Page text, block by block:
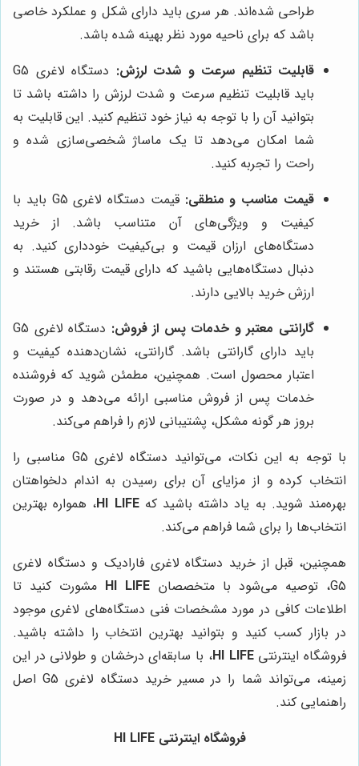
طراحی شده‌اند. هر سری باید دارای شکل و عملکرد خاصی
باشد که برای ناحیه مورد نظر بهینه شده باشد.
قابلیت تنظیم سرعت و شدت لرزش:
دستگاه لاغری G5
باید قابلیت تنظیم سرعت و شدت لرزش را داشته باشد تا
بتوانید آن را با توجه به نیاز خود تنظیم کنید. این قابلیت به
شما امکان می‌دهد تا یک ماساژ شخصی‌سازی شده و
راحت را تجربه کنید.
قیمت مناسب و منطقی:
قیمت دستگاه لاغری G5 باید با
کیفیت و ویژگی‌های آن متناسب باشد. از خرید
دستگاه‌های ارزان قیمت و بی‌کیفیت خودداری کنید. به
دنبال دستگاه‌هایی باشید که دارای قیمت رقابتی هستند و
ارزش خرید بالایی دارند.
گارانتی معتبر و خدمات پس از فروش:
دستگاه لاغری G5
باید دارای گارانتی باشد. گارانتی، نشان‌دهنده کیفیت و
اعتبار محصول است. همچنین، مطمئن شوید که فروشنده
خدمات پس از فروش مناسبی ارائه می‌دهد و در صورت
بروز هر گونه مشکل، پشتیبانی لازم را فراهم می‌کند.
با توجه به این نکات، می‌توانید دستگاه لاغری G5 مناسبی را
انتخاب کرده و از مزایای آن برای رسیدن به اندام دلخواهتان
بهره‌مند شوید. به یاد داشته باشید کهHI LIFE، همواره بهترین
انتخاب‌ها را برای شما فراهم می‌کند.
همچنین، قبل از خرید دستگاه لاغری فارادیک و دستگاه لاغری
G5، توصیه می‌شود با متخصصان
HI LIFE مشورت کنید تا
اطلاعات کافی در مورد مشخصات فنی دستگاه‌های لاغری موجود
در بازار کسب کنید و بتوانید بهترین انتخاب را داشته باشید.
فروشگاه اینترنتیHI LIFE، با سابقه‌ای درخشان و طولانی در این
زمینه، می‌تواند شما را در مسیر خرید دستگاه لاغری G5 اصل
راهنمایی کند.
فروشگاه اینترنتی HI LIFE